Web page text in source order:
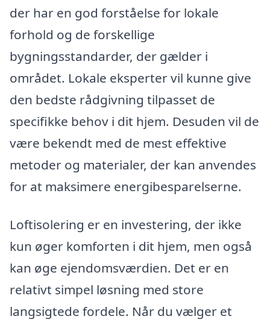
der har en god forståelse for lokale
forhold og de forskellige
bygningsstandarder, der gælder i
området. Lokale eksperter vil kunne give
den bedste rådgivning tilpasset de
specifikke behov i dit hjem. Desuden vil de
være bekendt med de mest effektive
metoder og materialer, der kan anvendes
for at maksimere energibesparelserne.
Loftisolering er en investering, der ikke
kun øger komforten i dit hjem, men også
kan øge ejendomsværdien. Det er en
relativt simpel løsning med store
langsigtede fordele. Når du vælger et